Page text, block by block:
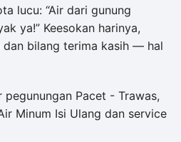
lucu: “Air dari gunung
ya!” Keesokan harinya,
bilang terima kasih — hal
Pacet - Trawas,
Minum Isi Ulang dan service